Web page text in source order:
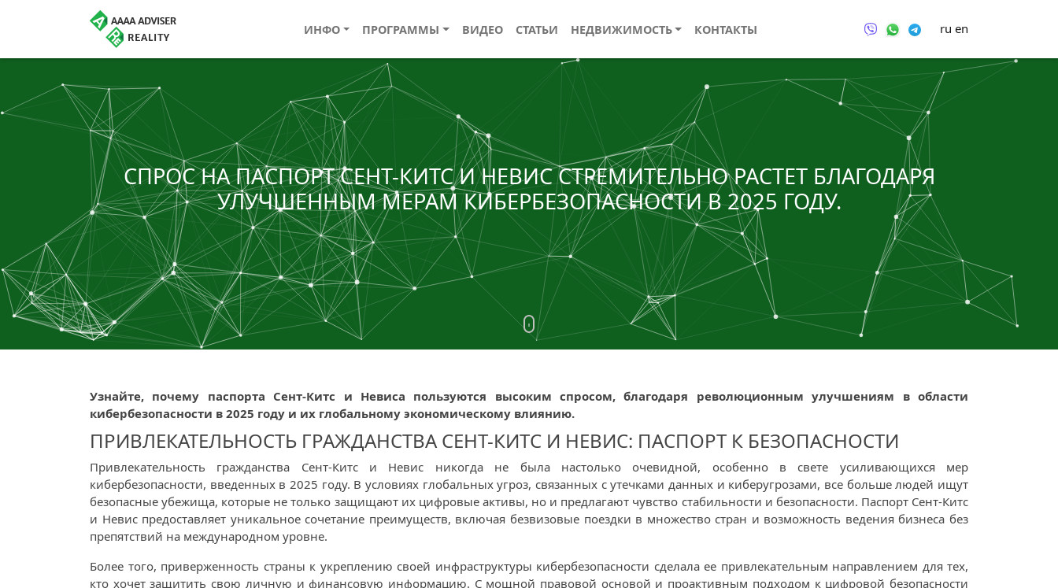
ИНФО ПРОГРАММЫ ВИДЕО СТАТЬИ НЕДВИЖИМОСТЬ КОНТАКТЫ ru en
СПРОС НА ПАСПОРТ СЕНТ-КИТС И НЕВИС СТРЕМИТЕЛЬНО РАСТЕТ БЛАГОДАРЯ
УЛУЧШЕННЫМ МЕРАМ КИБЕРБЕЗОПАСНОСТИ В 2025 ГОДУ.
Узнайте, почему паспорта Сент-Китс и Невиса пользуются высоким спросом, благодаря революционным улучшениям в области
кибербезопасности в 2025 году и их глобальному экономическому влиянию.
ПРИВЛЕКАТЕЛЬНОСТЬ ГРАЖДАНСТВА СЕНТ-КИТС И НЕВИС: ПАСПОРТ К БЕЗОПАСНОСТИ
Привлекательность гражданства Сент-Китс и Невис никогда не была настолько очевидной, особенно в свете усиливающихся мер
кибербезопасности, введенных в 2025 году. В условиях глобальных угроз, связанных с утечками данных и киберугрозами, все больше людей ищут
безопасные убежища, которые не только защищают их цифровые активы, но и предлагают чувство стабильности и безопасности. Паспорт Сент-Китс
и Невис предоставляет уникальное сочетание преимуществ, включая безвизовые поездки в множество стран и возможность ведения бизнеса без
препятствий на международном уровне.
Более того, приверженность страны к укреплению своей инфраструктуры кибербезопасности сделала ее привлекательным направлением для тех,
кто хочет защитить свою личную и финансовую информацию. С мощной правовой основой и проактивным подходом к цифровой безопасности